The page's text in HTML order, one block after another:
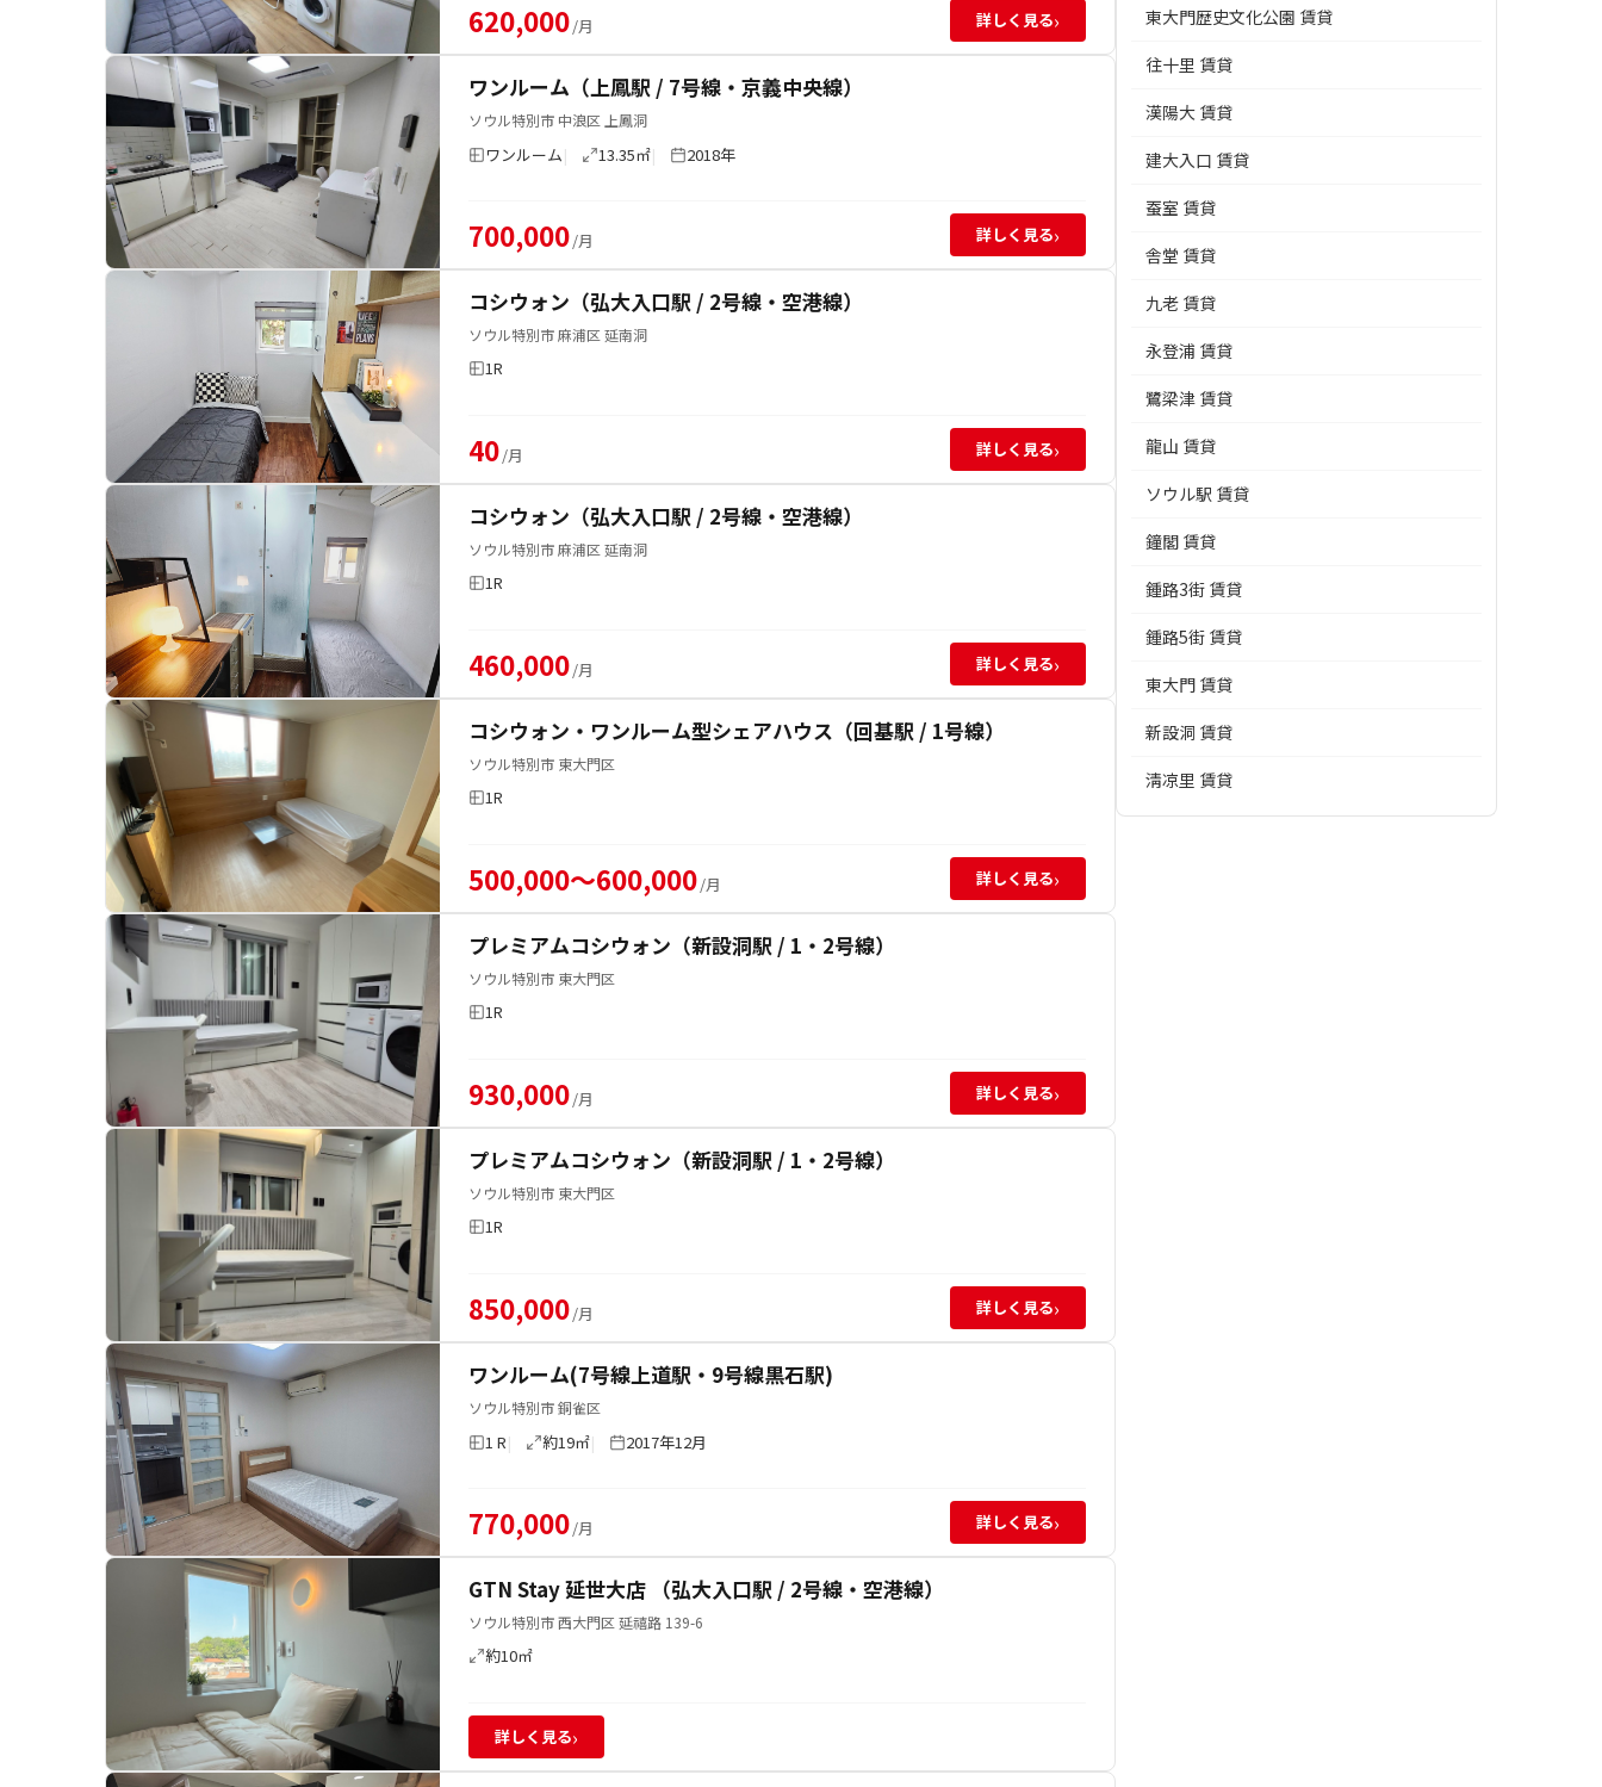
620,000/月 詳しく見る›
ワンルーム（上鳳駅 / 7号線・京義中央線）
ソウル特別市 中浪区 上鳳洞
ワンルーム 13.35㎡ 2018年
700,000/月 詳しく見る›
コシウォン（弘大入口駅 / 2号線・空港線）
ソウル特別市 麻浦区 延南洞
1R
40/月 詳しく見る›
コシウォン（弘大入口駅 / 2号線・空港線）
ソウル特別市 麻浦区 延南洞
1R
460,000/月 詳しく見る›
コシウォン・ワンルーム型シェアハウス（回基駅 / 1号線）
ソウル特別市 東大門区
1R
500,000～600,000/月 詳しく見る›
プレミアムコシウォン（新設洞駅 / 1・2号線）
ソウル特別市 東大門区
1R
930,000/月 詳しく見る›
プレミアムコシウォン（新設洞駅 / 1・2号線）
ソウル特別市 東大門区
1R
850,000/月 詳しく見る›
ワンルーム(7号線上道駅・9号線黒石駅)
ソウル特別市 銅雀区
1 R 約19㎡ 2017年12月
770,000/月 詳しく見る›
GTN Stay 延世大店 （弘大入口駅 / 2号線・空港線）
ソウル特別市 西大門区 延禧路 139-6
約10㎡
詳しく見る›
東大門歴史文化公園 賃貸
往十里 賃貸
漢陽大 賃貸
建大入口 賃貸
蚕室 賃貸
舎堂 賃貸
九老 賃貸
永登浦 賃貸
鷺梁津 賃貸
龍山 賃貸
ソウル駅 賃貸
鐘閣 賃貸
鍾路3街 賃貸
鍾路5街 賃貸
東大門 賃貸
新設洞 賃貸
淸凉里 賃貸